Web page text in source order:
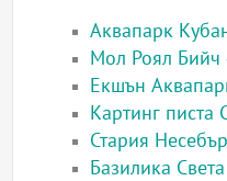
Аквапарк
Мол Роял Бийч
Екшън
Картинг писта
Стария Несебър
Базилика